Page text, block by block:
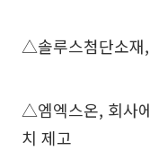
△솔루스첨단소재
△엠엑스온, 회사
치 제고